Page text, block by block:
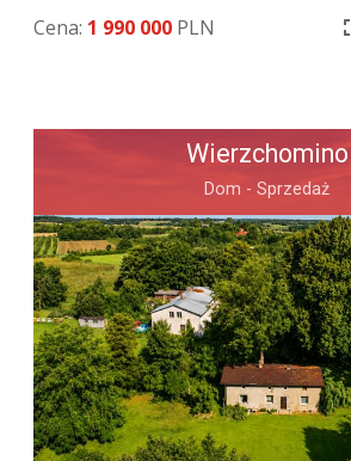
Cena: 1 990 000 PLN
Wierzchomino
Dom - Sprzedaż